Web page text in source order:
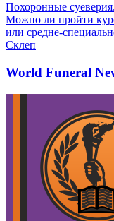
Похоронные
Можно ли пройти
или средне-
Склеп
World Funeral